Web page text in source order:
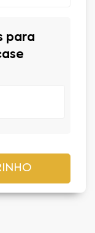
para